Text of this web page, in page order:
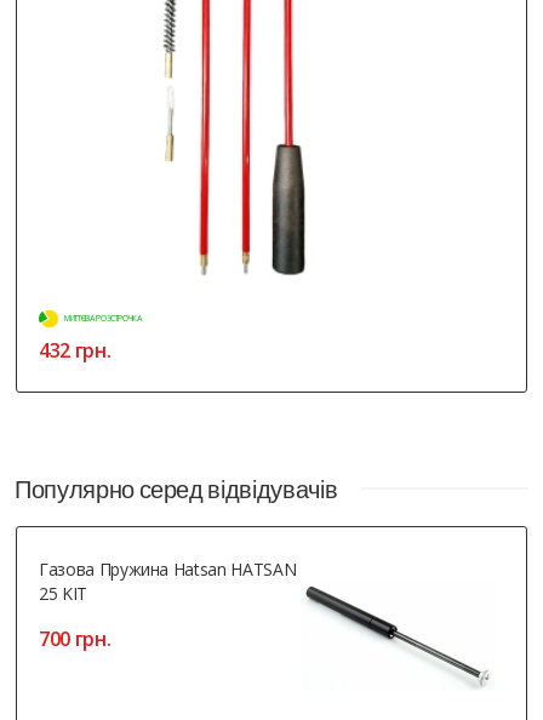
МИТТЄВА РОЗСТРОЧКА
432 грн.
Популярно серед відвідувачів
Газова Пружина Hatsan HATSAN
25 KIT
700 грн.